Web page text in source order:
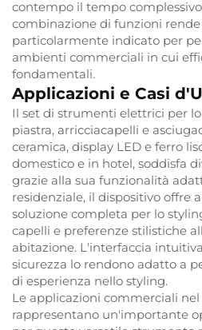
contempo il tempo
combinazione di funzioni
particolarmente indicato per
ambienti commerciali in cui
fondamentali.
Applicazioni e Casi
Il set di strumenti elettrici per
piastra, arricciacapelli e
ceramica, display LED e ferro
domestico e in hotel, soddisfa
grazie alla sua funzionalità
residenziale, il dispositivo offre
soluzione completa per lo
capelli e preferenze stilistiche
abitazione. L'interfaccia
sicurezza lo rendono adatto a
di esperienza nello styling.
Le applicazioni commerciali
rappresentano un'importante